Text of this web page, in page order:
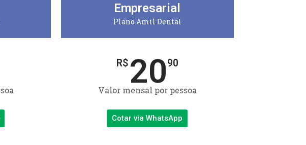
Empresarial
Plano Amil Dental
R$ 2090
Valor mensal por pessoa
Cotar via WhatsApp